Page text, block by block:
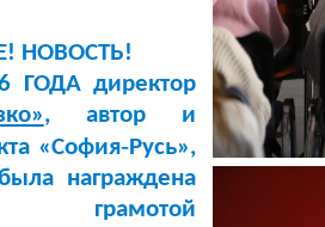
НОВОСТЬ!
ГОДА директор
, автор и
«София‑Русь»,
награждена